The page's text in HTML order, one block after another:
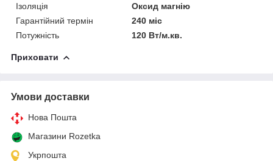
Ізоляція
Оксид магнію
Гарантійний термін
240 міс
Потужність
120 Вт/м.кв.
Приховати
Умови доставки
Нова Пошта
Магазини Rozetka
Укрпошта